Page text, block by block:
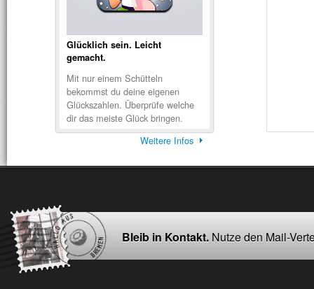
Glücklich sein. Leicht
gemacht.
Mit nur einem Schütteln
bekommst du deine eigenen
Glückszahlen. Überprüfe welche
dir das meiste Glück bringen.
Weitere Infos
Bleib in Kontakt. Nutze den Mail-